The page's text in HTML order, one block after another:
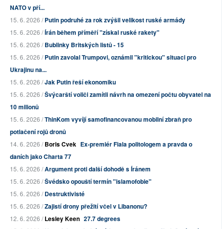
NATO v pří...
15. 6. 2026 /Putin podruhé za rok zvýšil velikost ruské armády
15. 6. 2026 /Írán během příměří "získal ruské rakety"
15. 6. 2026 /Bublinky Britských listů - 15
15. 6. 2026 /Putin zavolal Trumpovi, oznámil "kritickou" situaci pro
Ukrajinu na...
15. 6. 2026 /Jak Putin řeší ekonomiku
15. 6. 2026 /Švýcarští voliči zamítli návrh na omezení počtu obyvatel na
10 milionů
15. 6. 2026 /ThinKom vyvíjí samofinancovanou mobilní zbraň pro
potlačení rojů dronů
14. 6. 2026 /Boris Cvek Ex-premiér Fiala politologem a pravda o
daních jako Charta 77
15. 6. 2026 /Argument proti další dohodě s Íránem
15. 6. 2026 /Švédsko opouští termín "islamofobie"
15. 6. 2026 /Destruktivisté
15. 6. 2026 /Zajistí drony přežití včel v Libanonu?
12. 6. 2026 /Lesley Keen 27.7 degrees